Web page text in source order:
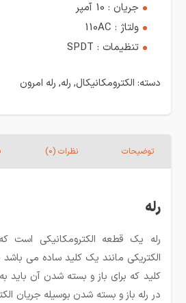
جریان : 10 آمپر
ولتاژ : 110AC
تنظیمات : SPDT
دسته: الکترومکانیکال, رله, رله امرون
توضیحات نظرات (0)
رله
رله یک قطعه الکترومکانیکی است
الکتریکی مانند یک کلید ساده می باشد
کلید که برای باز و بسته شدن آن
در رله باز و بسته شدن بوسیله جریان